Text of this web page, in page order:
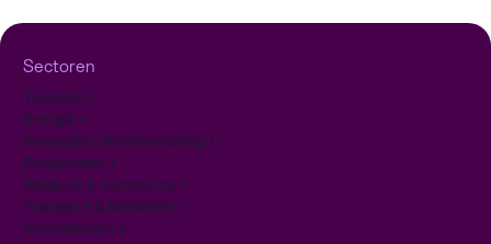
Sectoren
Telecom
Energie
Financiële dienstverlening
Pensioenen
Retail en E-commerce
Transport & Mobiliteit
Verzekeraars